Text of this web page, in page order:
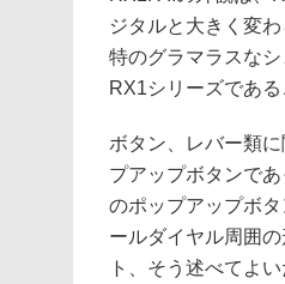
ジタルと大きく変
特のグラマラスな
RX1シリーズである
ボタン、レバー類
プアップボタンで
のポップアップボ
ールダイヤル周囲
ト、そう述べてよい